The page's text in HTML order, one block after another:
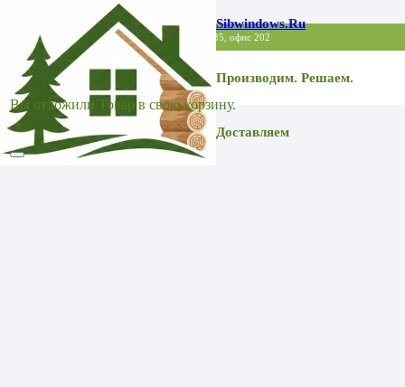
Точка выдачи заказов: МО, Балашиха, Советская 35, офис 202
Sibwindows.ru
Производим. Решаем.
Доставляем
Вы отложили Товар в свою корзину.